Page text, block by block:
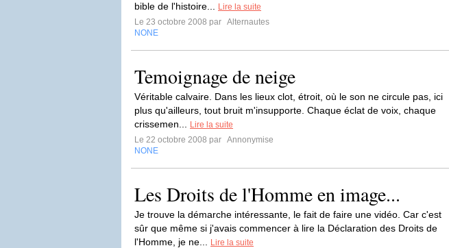
bible de l'histoire...
Lire la suite
Le 23 octobre 2008 par Alternautes
NONE
Temoignage de neige
Véritable calvaire. Dans les lieux clot, étroit, où le son ne circule pas, ici
plus qu'ailleurs, tout bruit m'insupporte. Chaque éclat de voix, chaque
crissemen...
Lire la suite
Le 22 octobre 2008 par Annonymise
NONE
Les Droits de l'Homme en image...
Je trouve la démarche intéressante, le fait de faire une vidéo. Car c'est
sûr que même si j'avais commencer à lire la Déclaration des Droits de
l'Homme, je ne...
Lire la suite